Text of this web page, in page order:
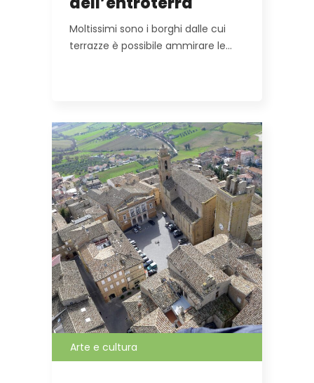
Moltissimi sono i borghi dalle cui
terrazze è possibile ammirare le…
Arte e cultura